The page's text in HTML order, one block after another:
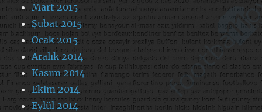
Mart 2015
Şubat 2015
Ocak 2015
Aralık 2014
Kasım 2014
Ekim 2014
Eylül 2014